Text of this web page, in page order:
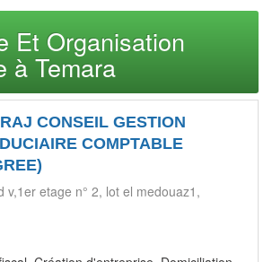
Et Organisation
à Temara
CONSEIL GESTION
COMPTABLE
v,1er etage n° 2, lot el medouaz1